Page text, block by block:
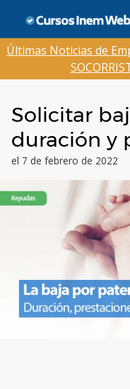
contenido
Últimas Noticias de
Solicitar
duración y
el 7 de febrero de 2022